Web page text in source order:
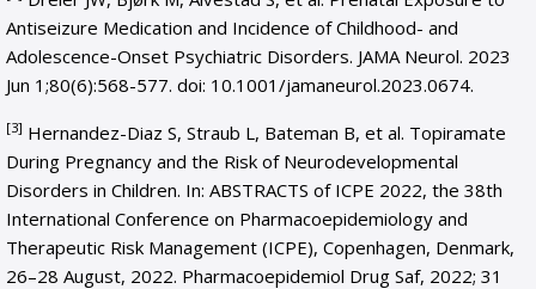
Antiseizure Medication and Incidence of Childhood- and
Adolescence-Onset Psychiatric Disorders. JAMA Neurol. 2023
Jun 1;80(6):568-577. doi: 10.1001/jamaneurol.2023.0674.
[3] Hernandez-Diaz S, Straub L, Bateman B, et al. Topiramate
During Pregnancy and the Risk of Neurodevelopmental
Disorders in Children. In: ABSTRACTS of ICPE 2022, the 38th
International Conference on Pharmacoepidemiology and
Therapeutic Risk Management (ICPE), Copenhagen, Denmark,
26–28 August, 2022. Pharmacoepidemiol Drug Saf, 2022; 31